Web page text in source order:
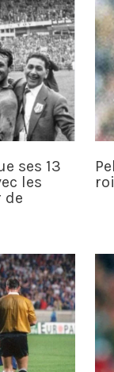
ses 13
les
de